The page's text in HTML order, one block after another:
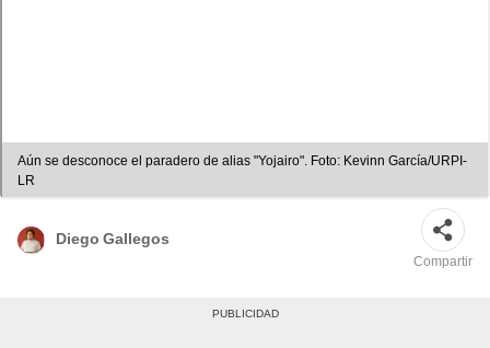
Aún se desconoce el paradero de alias "Yojairo". Foto: Kevinn García/URPI-
LR
Diego Gallegos
Compartir